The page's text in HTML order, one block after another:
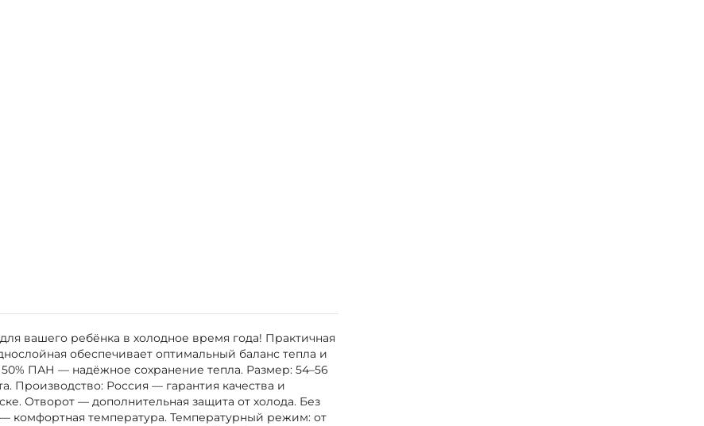
вашего ребёнка в холодное время года! Практичная
обеспечивает оптимальный баланс тепла и
ПАН — надёжное сохранение тепла. Размер: 54–56
Производство: Россия — гарантия качества и
Отворот — дополнительная защита от холода. Без
комфортная температура. Температурный режим: от